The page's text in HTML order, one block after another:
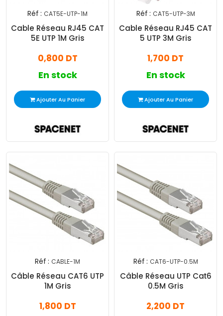
Réf : CAT5E-UTP-1M
Cable Réseau RJ45 CAT
5E UTP 1M Gris
0,800 DT
En stock
Ajouter Au Panier
Réf : CAT5-UTP-3M
Cable Réseau RJ45 CAT
5 UTP 3M Gris
1,700 DT
En stock
Ajouter Au Panier
Réf : CABLE-1M
Câble Réseau CAT6 UTP
1M Gris
1,800 DT
Réf : CAT6-UTP-0.5M
Câble Réseau UTP Cat6
0.5M Gris
2,200 DT